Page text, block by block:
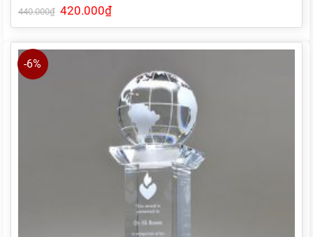
440.000₫ Giá
gốc
là:
420.000₫Giá
hiện
tại
420.000₫.
-6%